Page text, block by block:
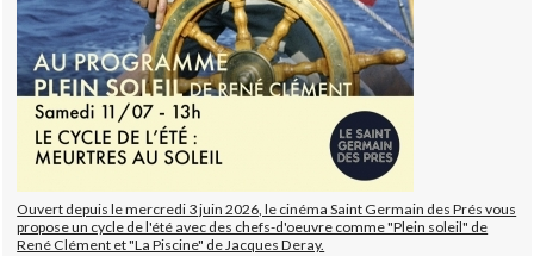
Ouvert depuis le mercredi 3 juin 2026, le cinéma Saint Germain des Prés vous
propose un cycle de l'été avec des chefs-d'oeuvre comme "Plein soleil" de
René Clément et "La Piscine" de Jacques Deray.